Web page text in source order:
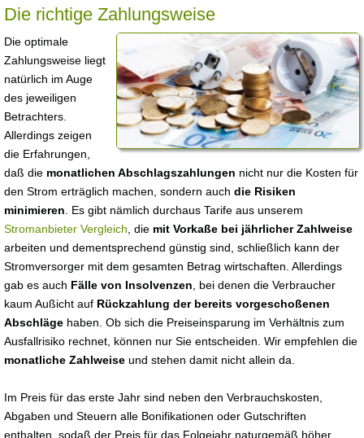
Die richtige Zahlungsweise
Die optimale
Zahlungsweise liegt
natürlich im Auge
des jeweiligen
Betrachters.
Allerdings zeigen
die Erfahrungen,
daß die monatlichen Abschlagszahlungen nicht nur die Kosten für
den Strom erträglich machen, sondern auch die Risiken
minimieren . Es gibt nämlich durchaus Tarife aus unserem
Stromanbieter Vergleich , die mit Vorkaße bei jährlicher Zahlweise
arbeiten und dementsprechend günstig sind, schließlich kann der
Stromversorger mit dem gesamten Betrag wirtschaften. Allerdings
gab es auch Fälle von Insolvenzen , bei denen die Verbraucher
kaum Außicht auf Rückzahlung der bereits vorgeschoßenen
Abschläge haben. Ob sich die Preiseinsparung im Verhältnis zum
Ausfallrisiko rechnet, können nur Sie entscheiden. Wir empfehlen die
monatliche Zahlweise und stehen damit nicht allein da.
Im Preis für das erste Jahr sind neben den Verbrauchskosten,
Abgaben und Steuern alle Bonifikationen oder Gutschriften
enthalten, sodaß der Preis für das Folgejahr naturgemäß höher